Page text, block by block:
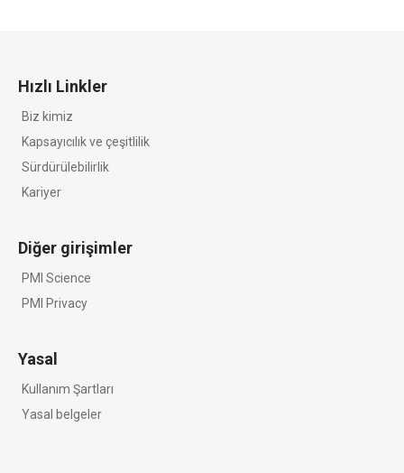
Hızlı Linkler
Biz kimiz
Kapsayıcılık ve çeşitlilik
Sürdürülebilirlik
Kariyer
Diğer girişimler
PMI Science
PMI Privacy
Yasal
Kullanım Şartları
Yasal belgeler